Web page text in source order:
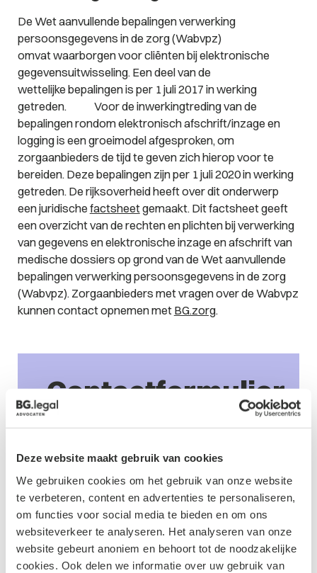
Deze website maakt gebruik van cookies
We gebruiken cookies om het gebruik van onze website
te verbeteren, content en advertenties te personaliseren,
om functies voor social media te bieden en om ons
websiteverkeer te analyseren. Het analyseren van onze
website gebeurt anoniem en behoort tot de noodzakelijke
cookies. Ook delen we informatie over uw gebruik van
De Wet aanvullende bepalingen verwerking
persoonsgegevens in de zorg (Wabvpz)
omvat waarborgen voor cliënten bij elektronische
gegevensuitwisseling. Een deel van de
wettelijke bepalingen is per 1 juli 2017 in werking
getreden. Voor de inwerkingtreding van de
bepalingen rondom elektronisch afschrift/inzage en
logging is een groeimodel afgesproken, om
zorgaanbieders de tijd te geven zich hierop voor te
bereiden. Deze bepalingen zijn per 1 juli 2020 in werking
getreden. De rijksoverheid heeft over dit onderwerp
een juridische factsheetgemaakt. Ditfactsheetgeeft
een overzicht van de rechten en plichten bij verwerking
van gegevens en elektronische inzage en afschrift van
medische dossiers op grond van de Wet aanvullende
bepalingen verwerking persoonsgegevens in de zorg
(Wabvpz). Zorgaanbieders met vragen over de Wabvpz
kunnen contact opnemen met BG.zorg.
Contactformulier